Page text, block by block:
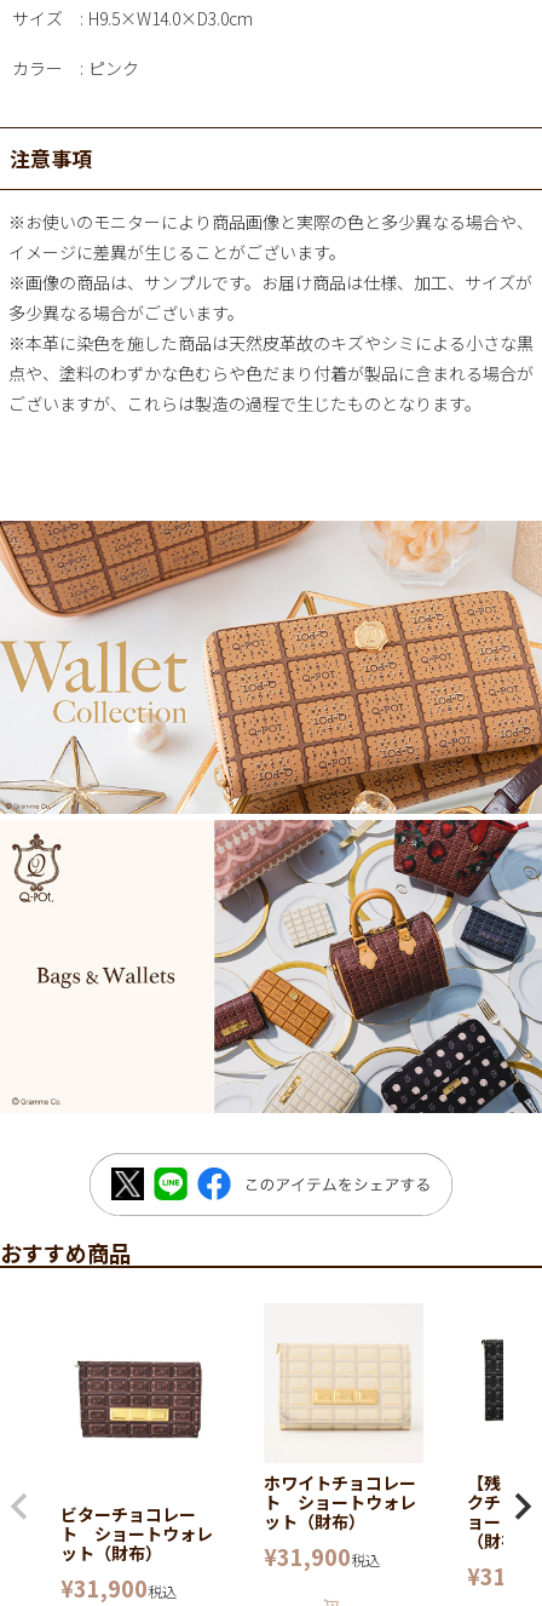
サイズ H9.5×W14.0×D3.0cm
カラー ピンク
注意事項
※お使いのモニターにより商品画像と実際の色と多少異なる場合や、
イメージに差異が生じることがございます。
※画像の商品は、サンプルです。お届け商品は仕様、加工、サイズが
多少異なる場合がございます。
※本革に染色を施した商品は天然皮革故のキズやシミによる小さな黒
点や、塗料のわずかな色むらや色だまり付着が製品に含まれる場合が
ございますが、これらは製造の過程で生じたものとなります。
おすすめ商品
ビターチョコレー
ト ショートウォレ
ット（財布）
¥31,900税込
ホワイトチョコレー
ト ショートウォレ
ット（財布）
¥31,900税込
【残り1
クチョ
ョートウ
（財布）
¥